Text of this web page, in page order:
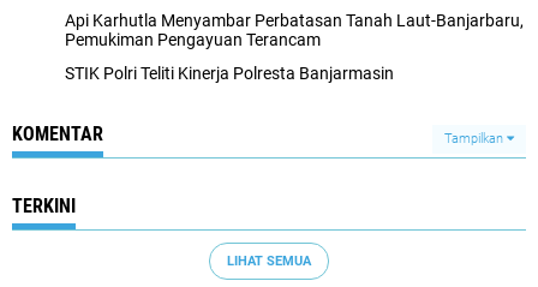
Api Karhutla Menyambar Perbatasan Tanah Laut-Banjarbaru,
Pemukiman Pengayuan Terancam
STIK Polri Teliti Kinerja Polresta Banjarmasin
KOMENTAR Tampilkan
TERKINI
LIHAT SEMUA